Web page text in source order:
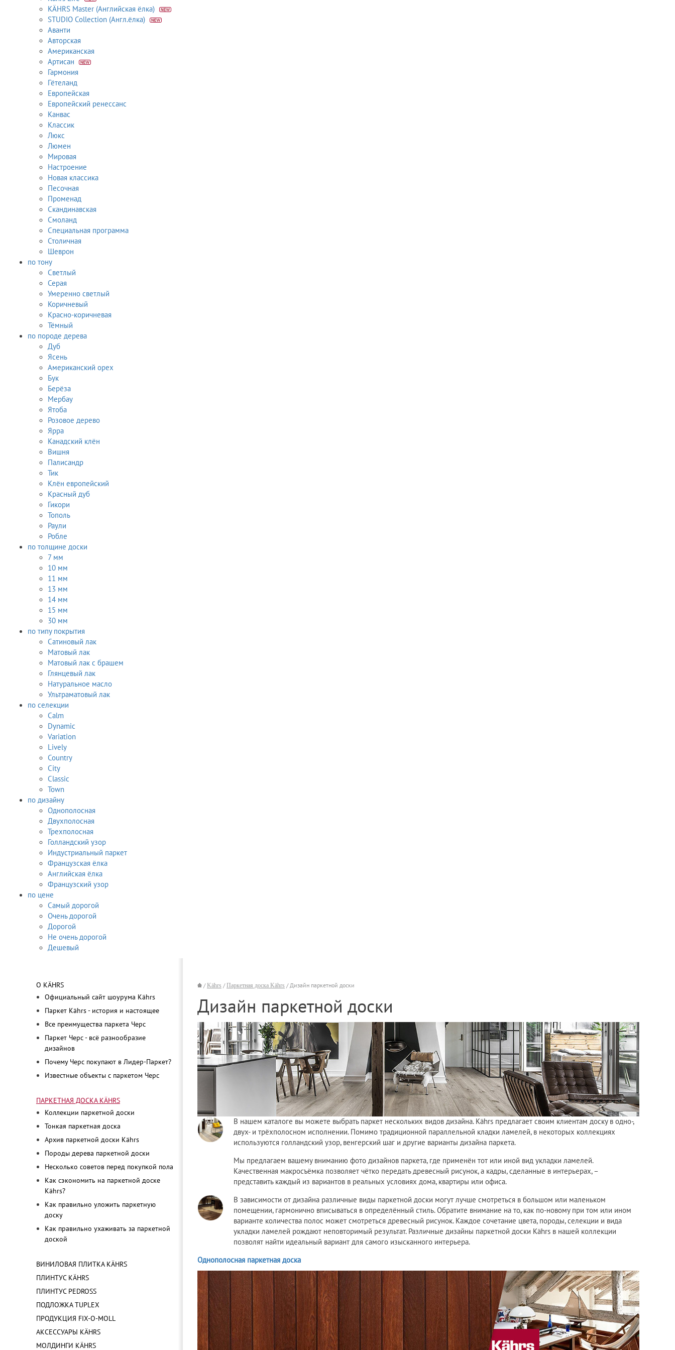
KÄHRS Master (Английская ёлка)
STUDIO Collection (Англ.ёлка)
Аванти
Авторская
Американская
Артисан
Гармония
Гётеланд
Европейская
Европейский ренессанс
Канвас
Классик
Люкс
Люмен
Мировая
Настроение
Новая классика
Песочная
Променад
Скандинавская
Смоланд
Специальная программа
Столичная
Шеврон
по тону
Светлый
Серая
Умеренно светлый
Коричневый
Красно-коричневая
Тёмный
по породе дерева
Дуб
Ясень
Американский орех
Бук
Берёза
Мербау
Ятоба
Розовое дерево
Ярра
Канадский клён
Вишня
Палисандр
Тик
Клён европейский
Красный дуб
Гикори
Тополь
Раули
Робле
по толщине доски
7 мм
10 мм
11 мм
13 мм
14 мм
15 мм
30 мм
по типу покрытия
Сатиновый лак
Матовый лак
Матовый лак с брашем
Глянцевый лак
Натуральное масло
Ультраматовый лак
по селекции
Calm
Dynamic
Variation
Lively
Country
City
Classic
Town
по дизайну
Однополосная
Двухполосная
Трехполосная
Голландский узор
Индустриальный паркет
Французская ёлка
Английская ёлка
Французский узор
по цене
Самый дорогой
Очень дорогой
Дорогой
Не очень дорогой
Дешевый
О KÄHRS
Официальный сайт шоурума Kährs
Паркет Kährs - история и настоящее
Все преимущества паркета Черс
Паркет Черс - всё разнообразие
дизайнов
Почему Черс покупают в Лидер-Паркет?
Известные объекты с паркетом Черс
ПАРКЕТНАЯ ДОСКА KÄHRS
Коллекции паркетной доски
Тонкая паркетная доска
Архив паркетной доски Kährs
Породы дерева паркетной доски
Несколько советов перед покупкой пола
Как сэкономить на паркетной доске
Kährs?
Как правильно уложить паркетную
доску
Как правильно ухаживать за паркетной
доской
ВИНИЛОВАЯ ПЛИТКА KÄHRS
ПЛИНТУС KÄHRS
ПЛИНТУС PEDROSS
ПОДЛОЖКА TUPLEX
ПРОДУКЦИЯ FIX-O-MOLL
АКСЕССУАРЫ KÄHRS
МОЛДИНГИ KÄHRS
/Kährs /Паркетная доска Kährs / Дизайн паркетной доски
Дизайн паркетной доски
В нашем каталоге вы можете выбрать паркет нескольких видов дизайна. Kährs предлагает своим клиентам доску в одно-,
двух- и трёхполосном исполнении. Помимо традиционной параллельной кладки ламелей, в некоторых коллекциях
используются голландский узор, венгерский шаг и другие варианты дизайна паркета.
Мы предлагаем вашему вниманию фото дизайнов паркета, где применён тот или иной вид укладки ламелей.
Качественная макросъёмка позволяет чётко передать древесный рисунок, а кадры, сделанные в интерьерах, –
представить каждый из вариантов в реальных условиях дома, квартиры или офиса.
В зависимости от дизайна различные виды паркетной доски могут лучше смотреться в большом или маленьком
помещении, гармонично вписываться в определённый стиль. Обратите внимание на то, как по-новому при том или ином
варианте количества полос может смотреться древесный рисунок. Каждое сочетание цвета, породы, селекции и вида
укладки ламелей рождают неповторимый результат. Различные дизайны паркетной доски Kährs в нашей коллекции
позволят найти идеальный вариант для самого изысканного интерьера.
Однополосная паркетная доска